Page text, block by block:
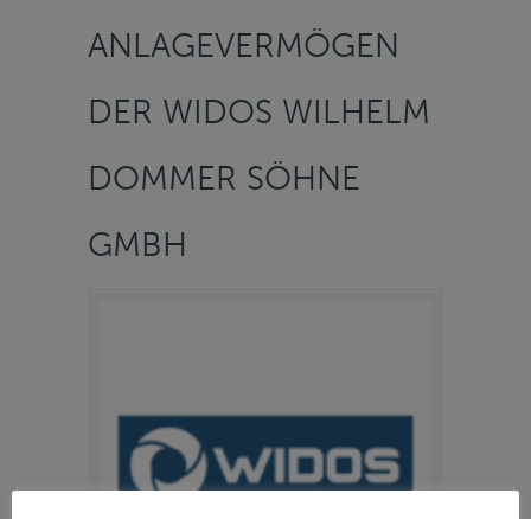
ANLAGEVERMÖGEN
DER WIDOS WILHELM
DOMMER SÖHNE
GMBH